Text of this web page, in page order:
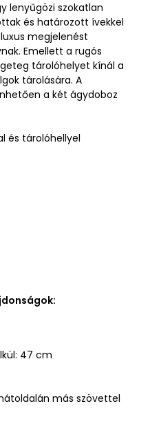
lenyűgözi szokatlan
és határozott ívekkel
megjelenést
Emellett a rugós
tárolóhelyet kínál a
tárolására. A
a két ágydoboz
és tárolóhellyel
47 cm
más szövettel